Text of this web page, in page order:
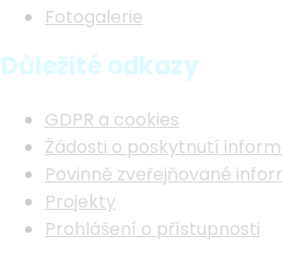
Fotogalerie
Důležité odkazy
GDPR a cookies
Žádosti o poskytnutí
Povinně zveřejňované
Projekty
Prohlášení o přístupnosti